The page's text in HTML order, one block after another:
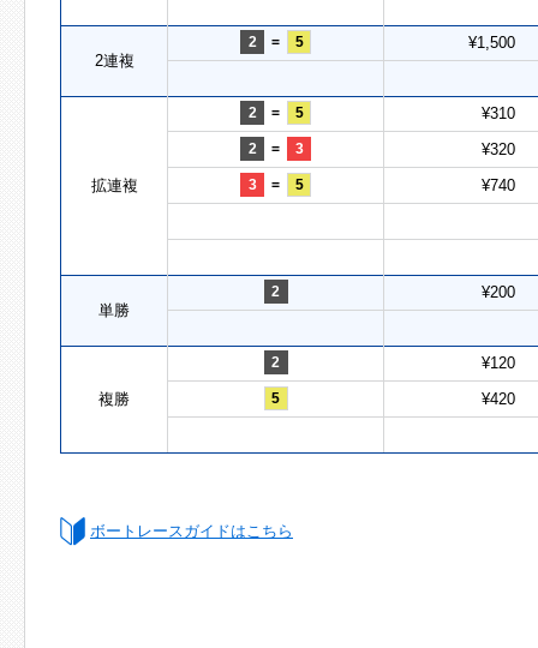
2連複
2 = 5 ¥1,500
拡連複
2 = 5 ¥310
2 = 3 ¥320
3 = 5 ¥740
単勝
2 ¥200
複勝
2 ¥120
5 ¥420
ボートレースガイドはこちら